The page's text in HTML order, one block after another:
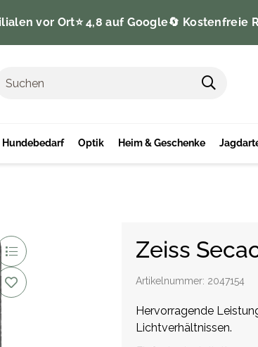
vor Ort⭐️ 4,8 auf Google🔄 Kostenfreie
Hundebedarf Optik Heim & Geschenke
Zeiss
Artikelnummer: 2047154
Hervorragende
Lichtverhältnissen.